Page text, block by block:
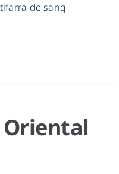
de sang